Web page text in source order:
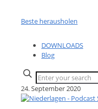
DOWNLOADS
Blog
24. September 2020